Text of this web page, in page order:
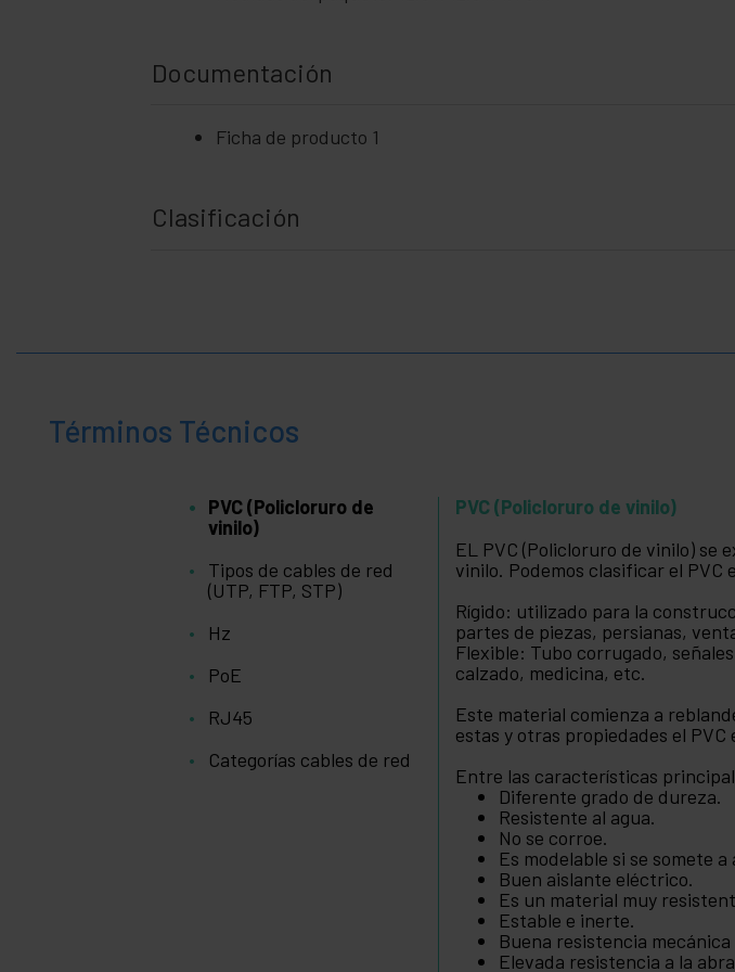
Documentación
Ficha de producto 1
Clasificación
Términos Técnicos
PVC (Policloruro de
vinilo)
Tipos de cables de red
(UTP, FTP, STP)
Hz
PoE
RJ45
Categorías cables de red
PVC (Policloruro de vinilo)
EL PVC (Policloruro de vinilo) se
vinilo. Podemos clasificar el PVC
Rígido: utilizado para la
partes de piezas, persianas,
Flexible: Tubo corrugado,
calzado, medicina, etc.
Este material comienza a
estas y otras propiedades el
Entre las características
Diferente grado de dureza.
Resistente al agua.
No se corroe.
Es modelable si se somete
Buen aislante eléctrico.
Es un material muy
Estable e inerte.
Buena resistencia
Elevada resistencia a la